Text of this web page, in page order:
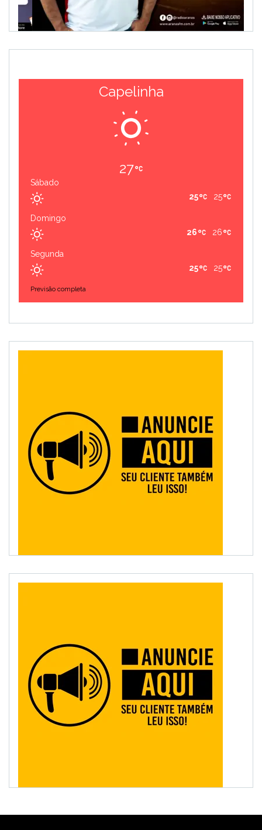
Capelinha
27
Sábado
25
25
Domingo
26
26
Segunda
25
25
Previsão completa